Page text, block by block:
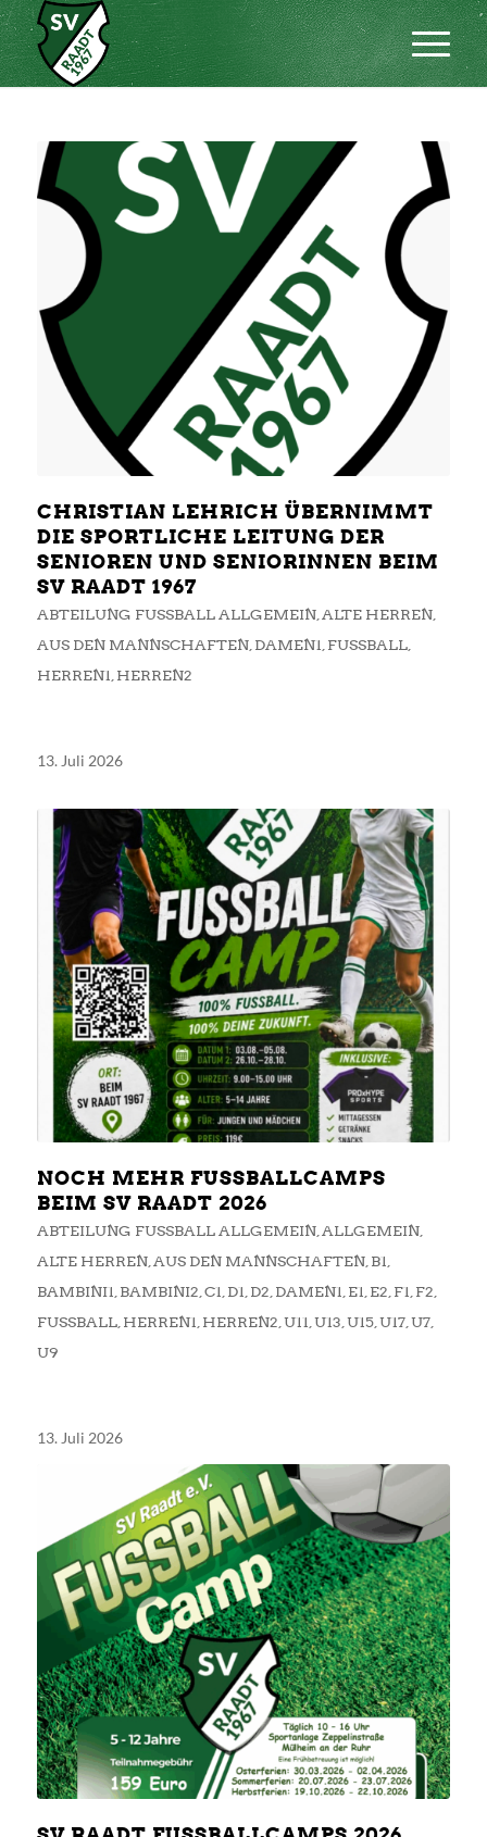
CHRISTIAN LEHRICH ÜBERNIMMT
DIE SPORTLICHE LEITUNG DER
SENIOREN UND SENIORINNEN BEIM
SV RAADT 1967
ABTEILUNG FUSSBALL ALLGEMEIN , ALTE HERREN,
AUS DEN MANNSCHAFTEN, DAMEN1 FUSSBALL ,
HERREN1 HERREN2
13. Juli 2026
NOCH MEHR FUSSBALLCAMPS B
EIM SV RAADT 2026
ABTEILUNG FUSSBALL ALLGEMEIN ,ALLGEMEIN,
ALTE HERREN,AUS DEN MANNSCHAFTEN,B1,
BAMBINI1,BAMBINI2,C1,D1,D2,DAMEN1,E1,E2,F1,F2,
FUSSBALL ,HERREN1,HERREN2,U11,U13,U15,U17,U7,
U9
13. Juli 2026